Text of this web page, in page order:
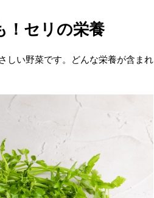
！セリの栄養
しい野菜です。どんな栄養が含まれ